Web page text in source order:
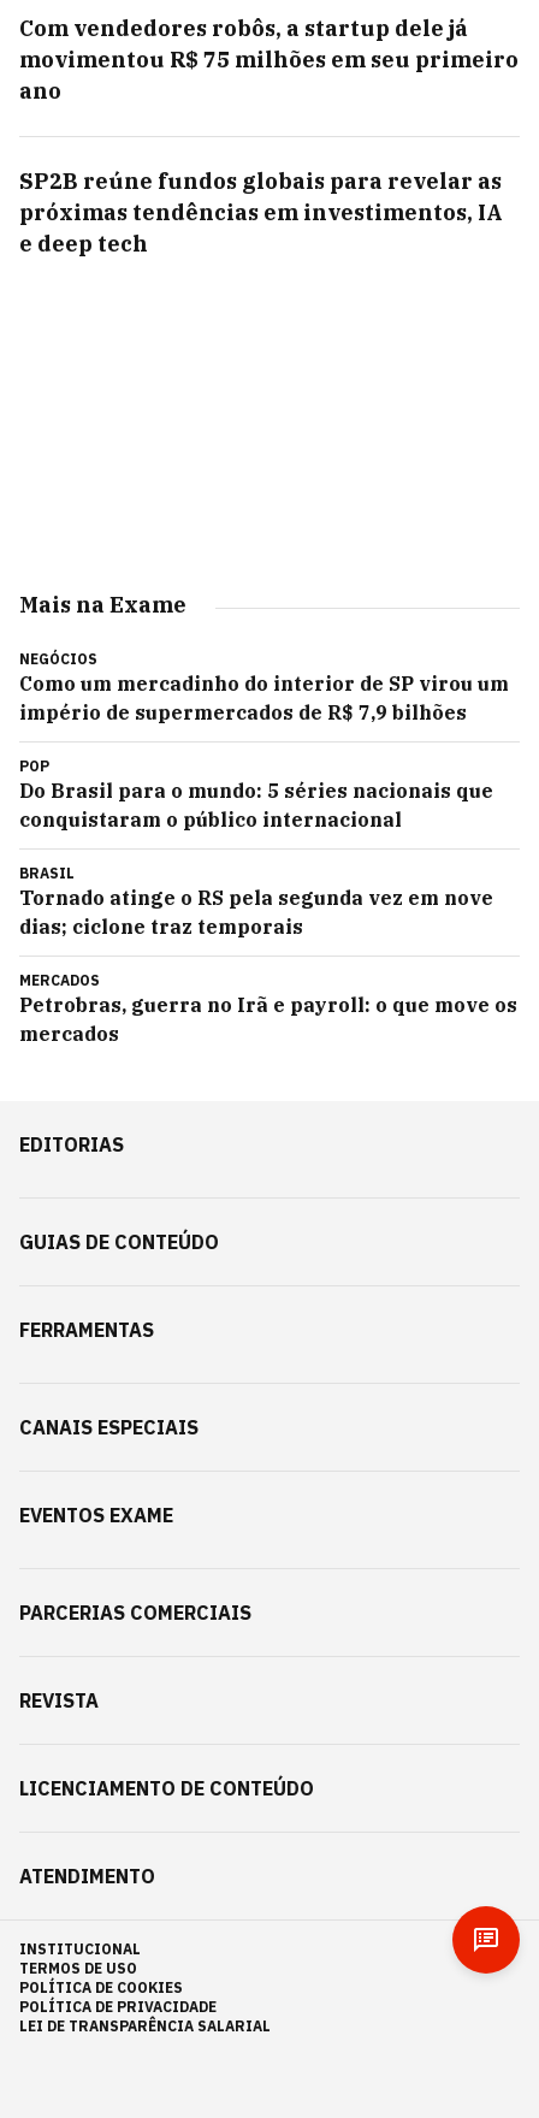
Com vendedores robôs, a startup dele já
movimentou R$ 75 milhões em seu primeiro
ano
SP2B reúne fundos globais para revelar as
próximas tendências em investimentos, IA
e deep tech
Mais na Exame
NEGÓCIOS
Como um mercadinho do interior de SP virou um
império de supermercados de R$ 7,9 bilhões
POP
Do Brasil para o mundo: 5 séries nacionais que
conquistaram o público internacional
BRASIL
Tornado atinge o RS pela segunda vez em nove
dias; ciclone traz temporais
MERCADOS
Petrobras, guerra no Irã e payroll: o que move os
mercados
EDITORIAS
GUIAS DE CONTEÚDO
FERRAMENTAS
CANAIS ESPECIAIS
EVENTOS EXAME
PARCERIAS COMERCIAIS
REVISTA
LICENCIAMENTO DE CONTEÚDO
ATENDIMENTO
INSTITUCIONAL
TERMOS DE USO
POLÍTICA DE COOKIES
POLÍTICA DE PRIVACIDADE
LEI DE TRANSPARÊNCIA SALARIAL